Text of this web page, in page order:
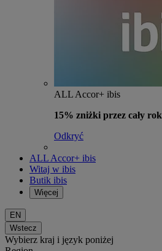
ALL Accor+ ibis
15% zniżki przez cały rok
Odkryć
ALL Accor+ ibis
Witaj w ibis
Butik ibis
Więcej
EN
Wstecz
Wybierz kraj i język poniżej